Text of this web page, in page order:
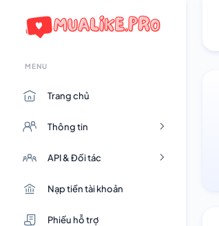
MENU
Trang chủ
Thông tin
API & Đối tác
Nạp tiền tài khoản
Phiếu hỗ trợ